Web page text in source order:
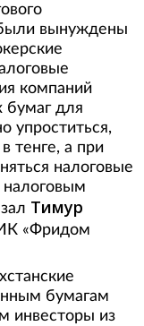
были вынуждены
компаний
бумаг для
упроститься,
тенге, а при
налоговые
Тимур
«Фридом
бумагам
инвесторы из